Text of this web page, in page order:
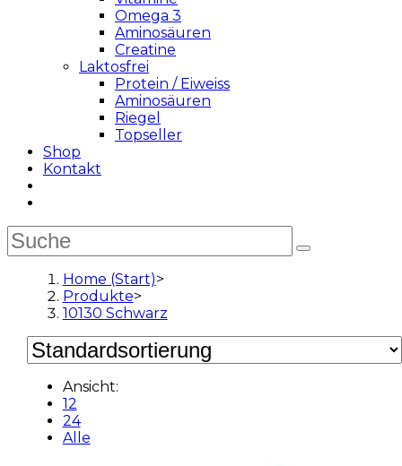
Omega 3
Aminosäuren
Creatine
Laktosfrei
Protein / Eiweiss
Aminosäuren
Riegel
Topseller
Shop
Kontakt
Home (Start)>
Produkte>
10130 Schwarz
Ansicht:
12
24
Alle